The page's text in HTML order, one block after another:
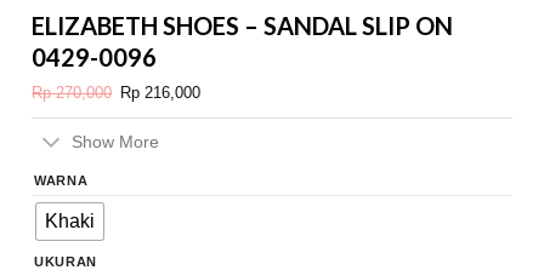
ELIZABETH SHOES – SANDAL SLIP ON
0429-0096
Rp270,000
Original
price
Rp 216,000Current
Show More
WARNA
Khaki
UKURAN